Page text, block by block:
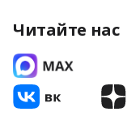
Читайте нас